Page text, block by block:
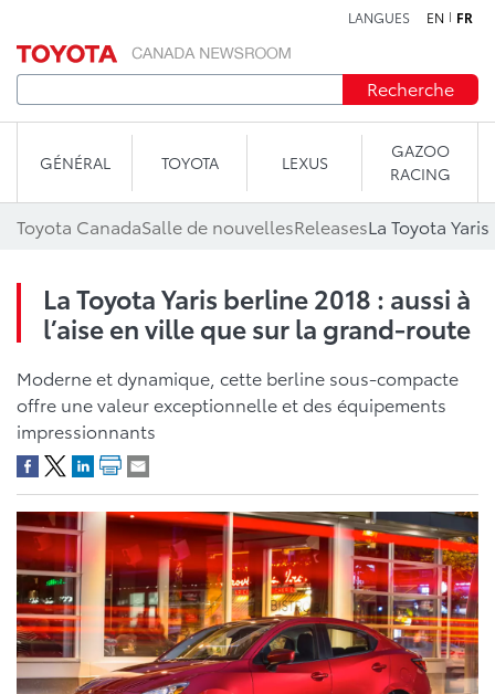
LANGUES EN FR
Recherche
GÉNÉRAL TOYOTA LEXUS
GAZOO
RACING
Toyota CanadaSalle de nouvellesReleases
La Toyota Yaris berline 2018 : aussi à
l’aise en ville que sur la grand-route
Moderne et dynamique, cette berline sous-compacte
offre une valeur exceptionnelle et des équipements
impressionnants